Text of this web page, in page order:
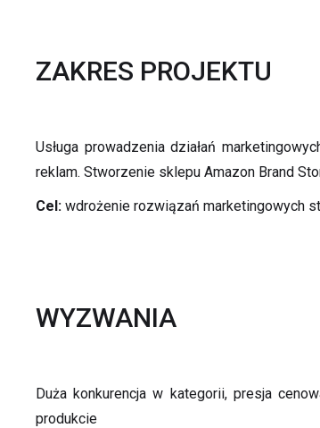
ZAKRES PROJEKTU
Usługa prowadzenia działań
reklam. Stworzenie sklepu Amazon Brand
Cel: wdrożenie rozwiązań marketingowych
WYZWANIA
Duża konkurencja w kategorii, presja
produkcie